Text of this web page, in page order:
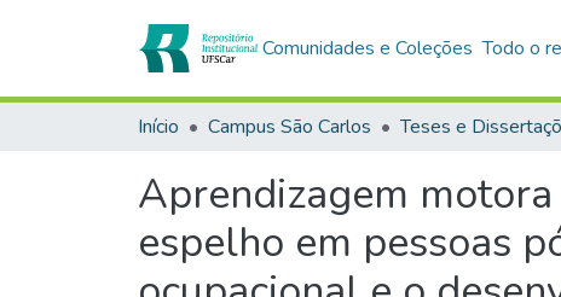
Comunidades e Coleções Todo o
Início Campus São Carlos Teses e
Aprendizagem
espelho em pessoas